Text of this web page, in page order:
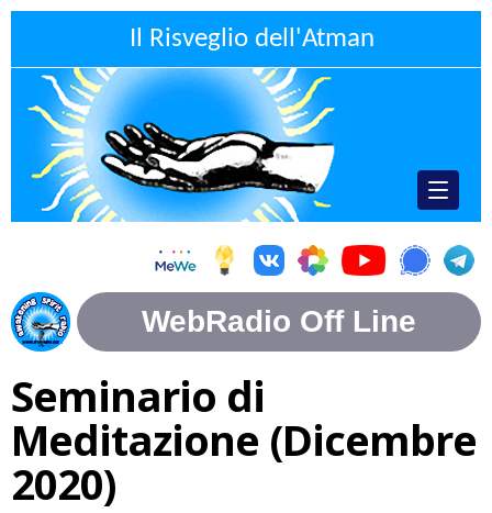
Il Risveglio dell'Atman
Seminario di
Meditazione (Dicembre
2020)